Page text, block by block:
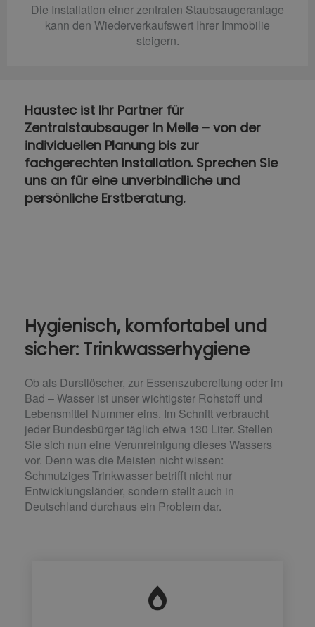
Die Installation einer zentralen Staubsaugeranlage
kann den Wiederverkaufswert Ihrer Immobilie
steigern.
Haustec ist Ihr Partner für
Zentralstaubsauger in Melle – von der
individuellen Planung bis zur
fachgerechten Installation. Sprechen Sie
uns an für eine unverbindliche und
persönliche Erstberatung.
Hygienisch, komfortabel und
sicher: Trinkwasserhygiene
Ob als Durstlöscher, zur Essenszubereitung oder im
Bad – Wasser ist unser wichtigster Rohstoff und
Lebensmittel Nummer eins. Im Schnitt verbraucht
jeder Bundesbürger täglich etwa 130 Liter. Stellen
Sie sich nun eine Verunreinigung dieses Wassers
vor. Denn was die Meisten nicht wissen:
Schmutziges Trinkwasser betrifft nicht nur
Entwicklungsländer, sondern stellt auch in
Deutschland durchaus ein Problem dar.